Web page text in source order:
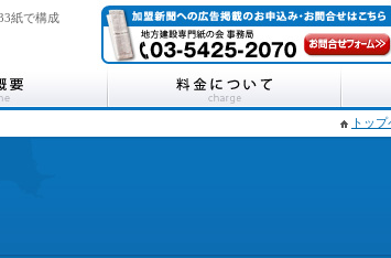
紙で構成
トッ